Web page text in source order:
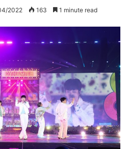
2022 163 1 minute read